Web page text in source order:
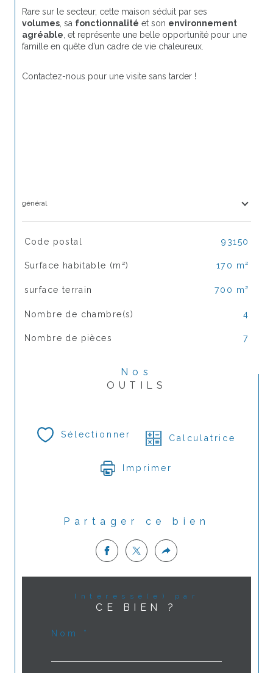
Rare sur le secteur, cette maison séduit par ses
volumes , sa fonctionnalité et son environnement
agréable , et représente une belle opportunité pour une
famille en quête d’un cadre de vie chaleureux.
Contactez-nous pour une visite sans tarder !
général
TRAD_SIROCCO_Caracteristique
Code postal 93150
Surface habitable (m²) 170 m²
surface terrain 700 m²
Nombre de chambre(s) 4
Nombre de pièces 7
Nos
OUTILS
Sélectionner Calculatrice
Imprimer
Partager ce bien
Intéressé(e) par
CE BIEN ?
Nom *